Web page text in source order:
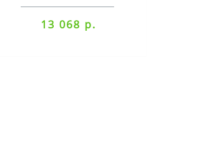
широким выбором
зернистостей.Systainer..
13 068 р.